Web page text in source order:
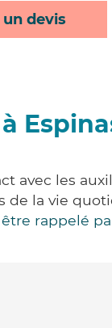
devis
avec les
de la vie
être rappelé